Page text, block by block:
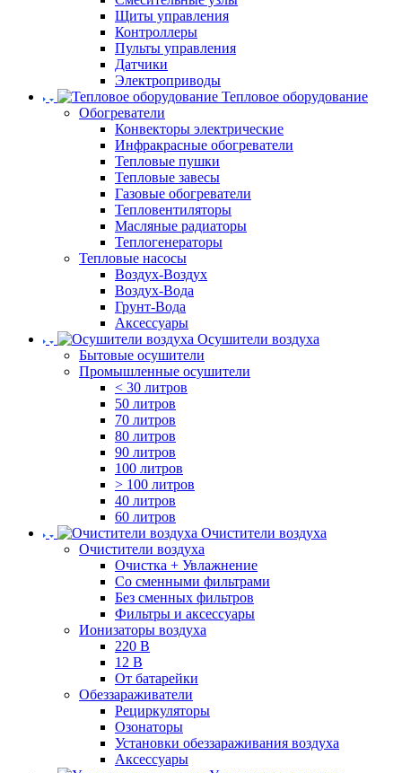
Щиты управления
Контроллеры
Пульты управления
Датчики
Электроприводы
Тепловое оборудование
Обогреватели
Конвекторы электрические
Инфракрасные обогреватели
Тепловые пушки
Тепловые завесы
Газовые обогреватели
Тепловентиляторы
Масляные радиаторы
Теплогенераторы
Тепловые насосы
Воздух-Воздух
Воздух-Вода
Грунт-Вода
Аксессуары
Осушители воздуха
Бытовые осушители
Промышленные осушители
< 30 литров
50 литров
70 литров
80 литров
90 литров
100 литров
> 100 литров
40 литров
60 литров
Очистители воздуха
Очистители воздуха
Очистка + Увлажнение
Cо сменными фильтрами
Без сменных фильтров
Фильтры и аксессуары
Ионизаторы воздуха
220 В
12 В
От батарейки
Обеззараживатели
Рециркуляторы
Озонаторы
Установки обеззараживания воздуха
Аксессуары